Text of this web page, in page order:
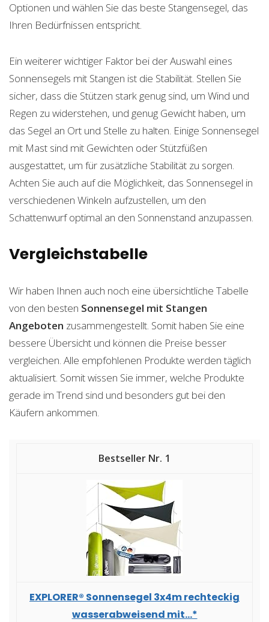
Optionen und wählen Sie das beste Stangensegel, das
Ihren Bedürfnissen entspricht.
Ein weiterer wichtiger Faktor bei der Auswahl eines
Sonnensegels mit Stangen ist die Stabilität. Stellen Sie
sicher, dass die Stützen stark genug sind, um Wind und
Regen zu widerstehen, und genug Gewicht haben, um
das Segel an Ort und Stelle zu halten. Einige Sonnensegel
mit Mast sind mit Gewichten oder Stützfüßen
ausgestattet, um für zusätzliche Stabilität zu sorgen.
Achten Sie auch auf die Möglichkeit, das Sonnensegel in
verschiedenen Winkeln aufzustellen, um den
Schattenwurf optimal an den Sonnenstand anzupassen.
Vergleichstabelle
Wir haben Ihnen auch noch eine übersichtliche Tabelle
von den besten Sonnensegel mit Stangen
Angeboten zusammengestellt. Somit haben Sie eine
bessere Übersicht und können die Preise besser
vergleichen. Alle empfohlenen Produkte werden täglich
aktualisiert. Somit wissen Sie immer, welche Produkte
gerade im Trend sind und besonders gut bei den
Käufern ankommen.
1
EXPLORER® Sonnensegel 3x4m rechteckig
wasserabweisend mit...*